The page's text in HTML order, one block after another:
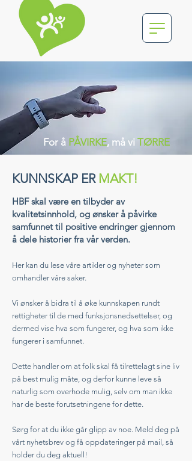
For å PÅVIRKE, må vi TØRRE
KUNNSKAP ER MAKT!
HBF skal være en tilbyder av
kvalitetsinnhold, og ønsker å påvirke
samfunnet til positive endringer gjennom
å dele historier fra vår verden.
Her kan du lese våre artikler og nyheter som
omhandler våre saker.
Vi ønsker å bidra til å øke kunnskapen rundt
rettigheter til de med funksjonsnedsettelser, og
dermed vise hva som fungerer, og hva som ikke
fungerer i samfunnet.
Dette handler om at folk skal få tilrettelagt sine liv
på best mulig måte, og derfor kunne leve så
naturlig som overhode mulig, selv om man ikke
har de beste forutsetningene for dette.
Sørg for at du ikke går glipp av noe. Meld deg på
vårt nyhetsbrev og få oppdateringer på mail, så
holder du deg aktuell!